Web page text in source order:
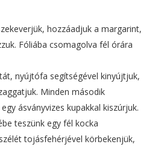
hozzáadjuk a margarint,
Fóliába csomagolva fél órára
nyújtófa segítségével kinyújtjuk,
Minden második
ásványvizes kupakkal kiszúrjuk.
teszünk egy fél kocka
tojásfehérjével körbekenjük,